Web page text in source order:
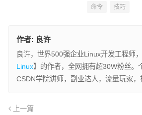
命令 技巧
作者: 良许
良许，世界500强企业Linux开发工程师
Linux】的作者，全网拥有超30W粉丝。
CSDN学院讲师，副业达人，流量玩家，
上一篇